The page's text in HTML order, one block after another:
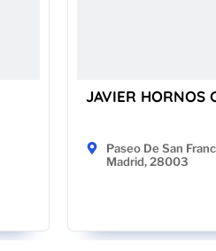
JAVIER HORNOS
Paseo De San
Madrid, 28003